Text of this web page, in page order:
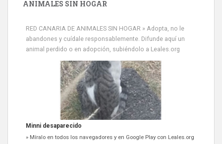
ANIMALES SIN HOGAR
RED CANARIA DE ANIMALES SIN HOGAR » Adopta, no le
abandones y cuídale responsablemente. Difunde aquí un
animal perdido o en adopción, subiéndolo a Leales.org
Siami Perdida
Se llama Siami,es hembra de 4 años,esterilizada con marca de